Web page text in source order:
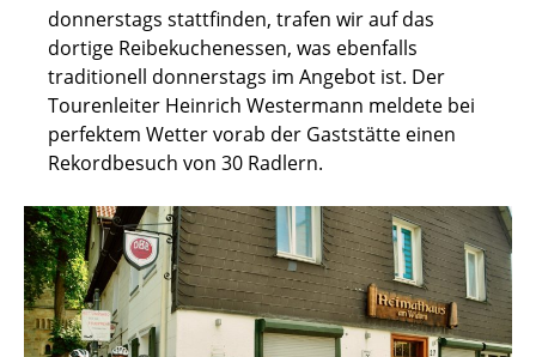
donnerstags stattfinden, trafen wir auf das
dortige Reibekuchenessen, was ebenfalls
traditionell donnerstags im Angebot ist. Der
Tourenleiter Heinrich Westermann meldete bei
perfektem Wetter vorab der Gaststätte einen
Rekordbesuch von 30 Radlern.